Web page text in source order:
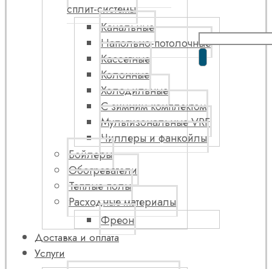
сплит-системы
Канальные
Напольно-потолочные
Кассетные
Колонные
Холодильные
С зимним комплектом
Мультизональные VRF
Чиллеры и фанкойлы
Бойлеры
Обогреватели
Теплые полы
Расходные материалы
Фреон
Доставка и оплата
Услуги